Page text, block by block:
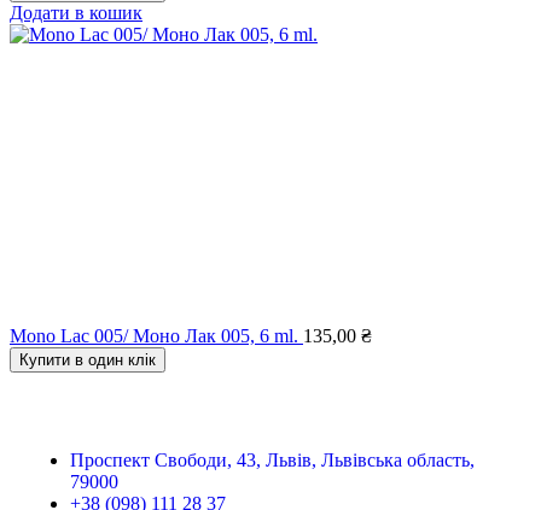
Додати в кошик
Mono Lac 005/ Моно Лак 005, 6 ml. 135,00 ₴
Купити в один клік
Проспект Свободи, 43, Львів, Львівська область,
79000
+38 (098) 111 28 37